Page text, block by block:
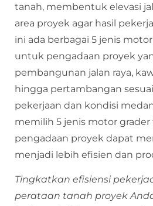
tanah, membentuk elevasi
area proyek agar hasil
ini ada berbagai 5 jenis
untuk pengadaan proyek
pembangunan jalan raya,
hingga pertambangan
pekerjaan dan kondisi
memilih 5 jenis motor
pengadaan proyek dapat
menjadi lebih efisien dan
Tingkatkan efisiensi
perataan tanah proyek